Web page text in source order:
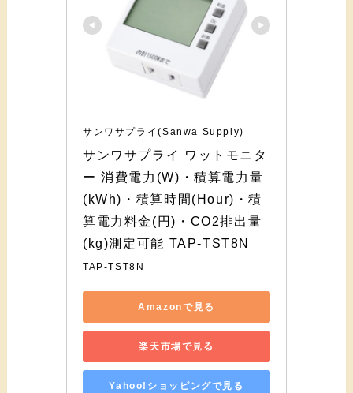
サンワサプライ(Sanwa Supply)
サンワサプライ ワットモニタ
ー 消費電力(W)・積算電力量
(kWh)・積算時間(Hour)・積
算電力料金(円)・CO2排出量
(kg)測定可能 TAP-TST8N
TAP-TST8N
Amazonで見る
楽天市場で見る
Yahoo!ショッピングで見る